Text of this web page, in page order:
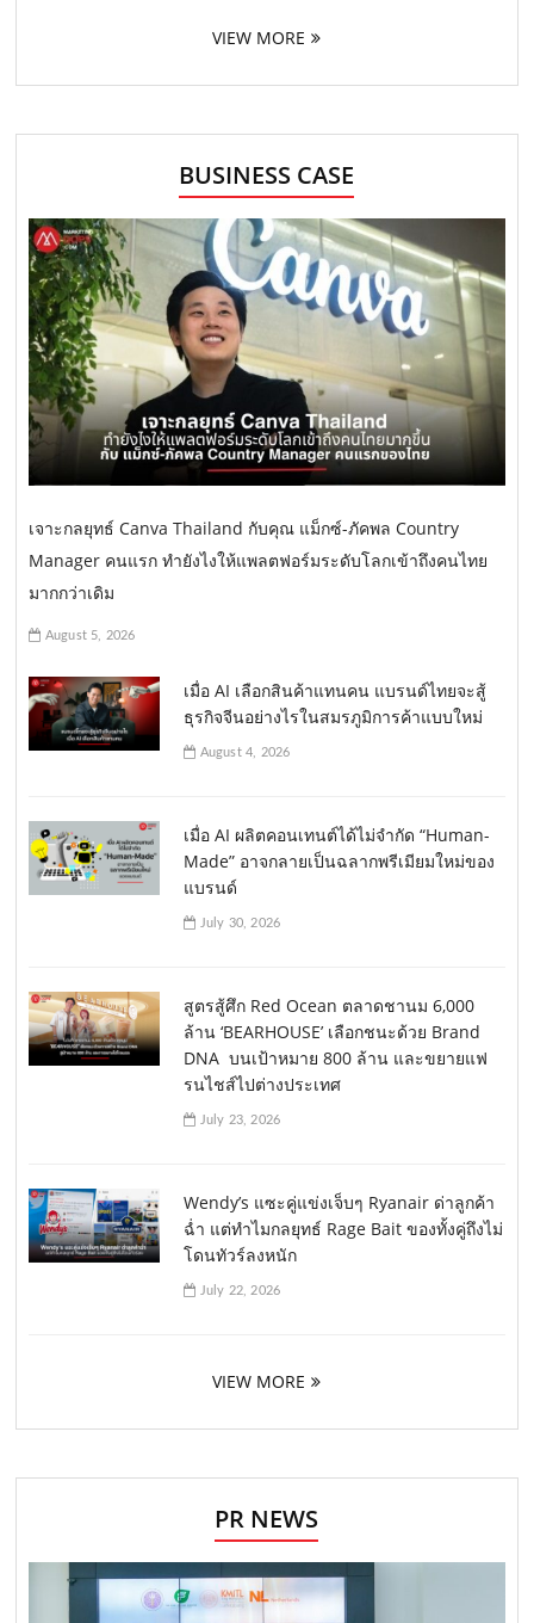
VIEW MORE
BUSINESS CASE
เจาะกลยุทธ์ Canva Thailand กับคุณ แม็กซ์-ภัคพล Country
Manager คนแรก ทำยังไงให้แพลตฟอร์มระดับโลกเข้าถึงคนไทย
มากกว่าเดิม
August 5, 2026
เมื่อ AI เลือกสินค้าแทนคน แบรนด์ไทยจะสู้
ธุรกิจจีนอย่างไรในสมรภูมิการค้าแบบใหม่
August 4, 2026
เมื่อ AI ผลิตคอนเทนต์ได้ไม่จำกัด “Human-
Made” อาจกลายเป็นฉลากพรีเมียมใหม่ของ
แบรนด์
July 30, 2026
สูตรสู้ศึก Red Ocean ตลาดชานม 6,000
ล้าน ‘BEARHOUSE’ เลือกชนะด้วย Brand
DNA บนเป้าหมาย 800 ล้าน และขยายแฟ
รนไชส์ไปต่างประเทศ
July 23, 2026
Wendy’s แซะคู่แข่งเจ็บๆ Ryanair ด่าลูกค้า
ฉ่ำ แต่ทำไมกลยุทธ์ Rage Bait ของทั้งคู่ถึงไม่
โดนทัวร์ลงหนัก
July 22, 2026
VIEW MORE
PR NEWS